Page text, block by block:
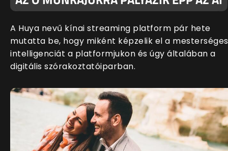
A Huya nevű kínai streaming platform pár hete
mutatta be, hogy miként képzelik el a mesterséges
intelligenciát a platformjukon és úgy általában a
digitális szórakoztatóiparban.